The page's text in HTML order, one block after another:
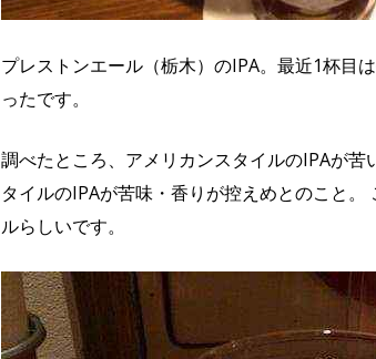
プレストンエール（栃木）のIPA。最近1杯目
ったです。
調べたところ、アメリカンスタイルのIPAが
タイルのIPAが苦味・香りが控えめとのこと
ルらしいです。